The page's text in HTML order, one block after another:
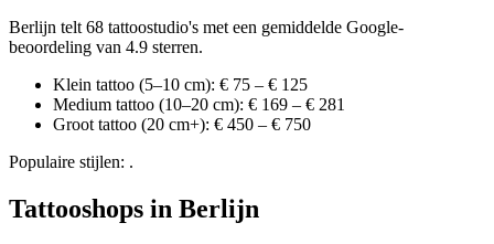
Berlijn telt 68 tattoostudio's met een gemiddelde Google-
beoordeling van 4.9 sterren.
Klein tattoo (5–10 cm): € 75 – € 125
Medium tattoo (10–20 cm): € 169 – € 281
Groot tattoo (20 cm+): € 450 – € 750
Populaire stijlen: .
Tattooshops in Berlijn